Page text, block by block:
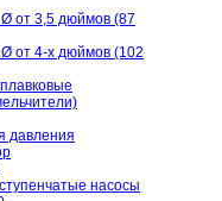
от 3,5 дюймов (87
от 4-х дюймов (102
давления
насосы